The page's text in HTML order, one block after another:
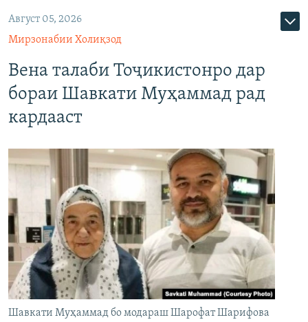
Август 05, 2026
Мирзонабии Холиқзод
Вена талаби Тоҷикистонро дар
бораи Шавкати Муҳаммад рад
кардааст
Шавкати Муҳаммад бо модараш Шарофат Шарифова